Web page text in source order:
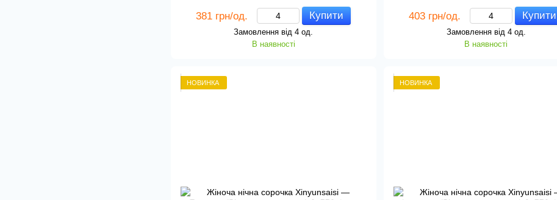
381 грн/од. Купити
Замовлення від 4 од.
В наявності
403 грн/од. Купити
Замовлення від 4 од.
В наявності
НОВИНКА НОВИНКА